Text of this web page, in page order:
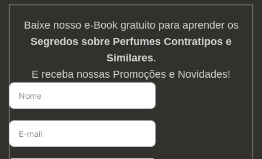
Baixe nosso e-Book gratuito para aprender os
Segredos sobre Perfumes Contratipos e
Similares.
E receba nossas Promoções e Novidades!